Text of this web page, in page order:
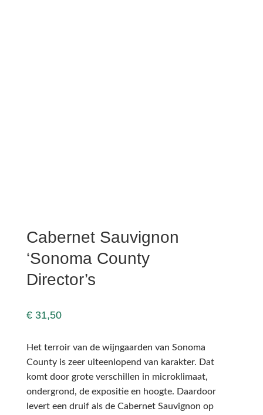
Cabernet Sauvignon
‘Sonoma County
Director’s
€31,50
Het terroir van de wijngaarden van Sonoma
County is zeer uiteenlopend van karakter. Dat
komt door grote verschillen in microklimaat,
ondergrond, de expositie en hoogte. Daardoor
levert een druif als de Cabernet Sauvignon op